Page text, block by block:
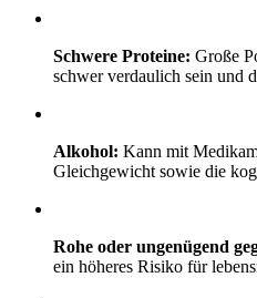
Schwere Proteine: Große
schwer verdaulich sein und
Alkohol: Kann mit
Gleichgewicht sowie die
Rohe oder ungenügend
ein höheres Risiko für